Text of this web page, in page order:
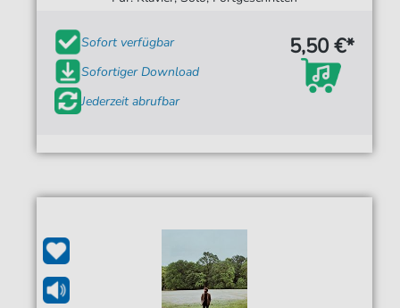
Sofort verfügbar
Sofortiger Download
Jederzeit abrufbar
5,50 €*